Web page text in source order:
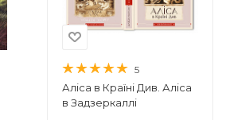
5
Аліса в Країні Див. Аліса
в Задзеркаллі